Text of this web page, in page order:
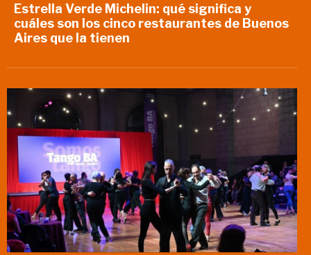
Estrella Verde Michelin: qué significa y
cuáles son los cinco restaurantes de Buenos
Aires que la tienen